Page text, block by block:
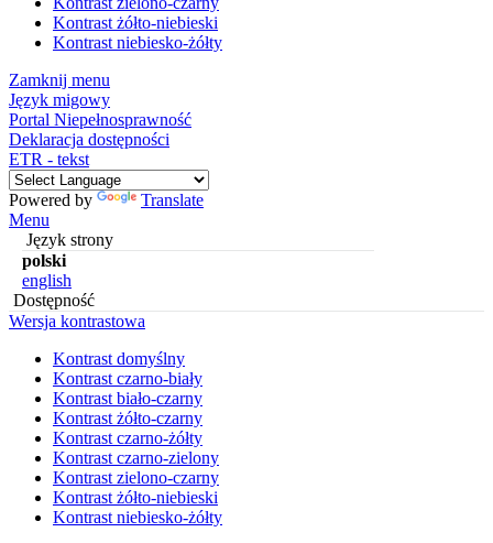
Kontrast żółto-niebieski
Kontrast niebiesko-żółty
Zamknij menu
Język migowy
Portal Niepełnosprawność
Deklaracja dostępności
ETR - tekst
Powered by
Translate
Menu
Język strony
polski
english
Dostępność
Wersja kontrastowa
Kontrast domyślny
Kontrast czarno-biały
Kontrast biało-czarny
Kontrast żółto-czarny
Kontrast czarno-żółty
Kontrast czarno-zielony
Kontrast zielono-czarny
Kontrast żółto-niebieski
Kontrast niebiesko-żółty